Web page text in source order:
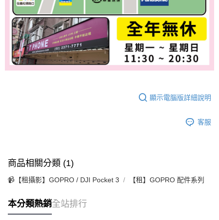
顯示電腦版詳細說明
客服
商品相關分類 (1)
📹【租攝影】GOPRO / DJI Pocket 3 【租】GOPRO 配件系列
本分類熱銷全站排行